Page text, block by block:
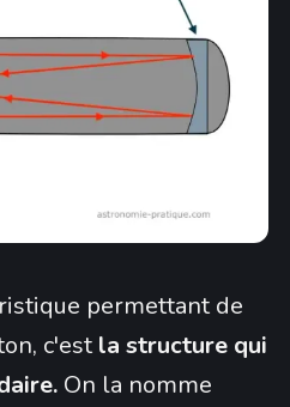
permettant de
c'est la structure qui
On la nomme